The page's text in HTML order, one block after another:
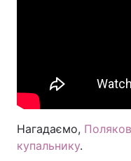
Нагадаємо,
купальнику.